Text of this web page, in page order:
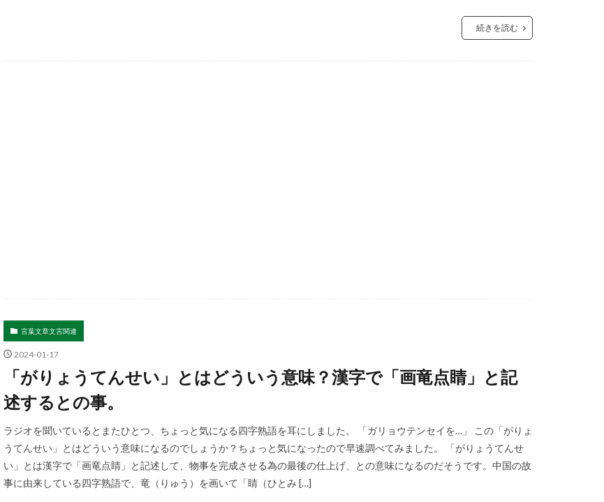
続きを読む
言葉文章文言関連
2024-01-17
「がりょうてんせい」とはどういう意味？漢字で「画竜点睛」と記
述するとの事。
ラジオを聞いているとまたひとつ、ちょっと気になる四字熟語を耳にしました。 「ガリョウテンセイを…」 この「がりょ
うてんせい」とはどういう意味になるのでしょうか？ちょっと気になったので早速調べてみました。 「がりょうてんせ
い」とは漢字で「画竜点睛」と記述して、物事を完成させる為の最後の仕上げ、との意味になるのだそうです。中国の故
事に由来している四字熟語で、竜（りゅう）を画いて「睛（ひとみ […]